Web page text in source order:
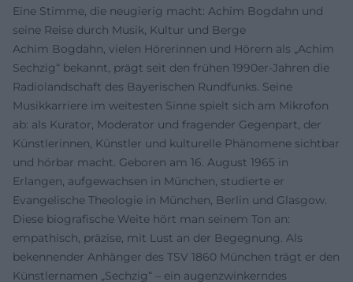
Eine Stimme, die neugierig macht: Achim Bogdahn und
seine Reise durch Musik, Kultur und Berge
Achim Bogdahn, vielen Hörerinnen und Hörern als „Achim
Sechzig“ bekannt, prägt seit den frühen 1990er-Jahren die
Radiolandschaft des Bayerischen Rundfunks. Seine
Musikkarriere im weitesten Sinne spielt sich am Mikrofon
ab: als Kurator, Moderator und fragender Gegenpart, der
Künstlerinnen, Künstler und kulturelle Phänomene sichtbar
und hörbar macht. Geboren am 16. August 1965 in
Erlangen, aufgewachsen in München, studierte er
Evangelische Theologie in München, Berlin und Glasgow.
Diese biografische Weite hört man seinem Ton an:
empathisch, präzise, mit Lust an der Begegnung. Als
bekennender Anhänger des TSV 1860 München trägt er den
Künstlernamen „Sechzig“ – ein augenzwinkerndes